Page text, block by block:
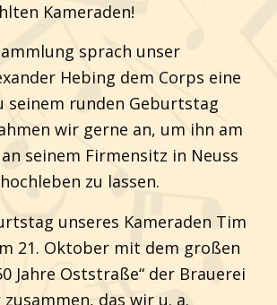
Kameraden!
sprach unser
Hebing dem Corps eine
seinem runden Geburtstag
wir gerne an, um ihn am
seinem Firmensitz in Neuss
zu lassen.
unseres Kameraden Tim
21. Oktober mit dem großen
Jahre Oststraße“ der Brauerei
zusammen, das wir u. a.